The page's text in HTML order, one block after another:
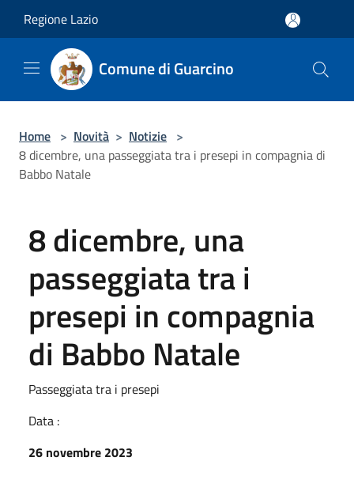
Regione Lazio
Comune di Guarcino
Home > Novità > Notizie >
8 dicembre, una passeggiata tra i presepi in compagnia di
Babbo Natale
8 dicembre, una
passeggiata tra i
presepi in compagnia
di Babbo Natale
Passeggiata tra i presepi
Data :
26 novembre 2023